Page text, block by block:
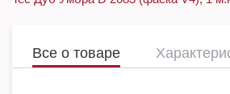
Все о товаре